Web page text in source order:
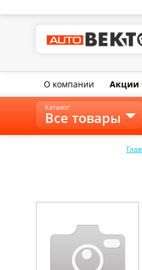
О компании Акции
Каталог
Все товары